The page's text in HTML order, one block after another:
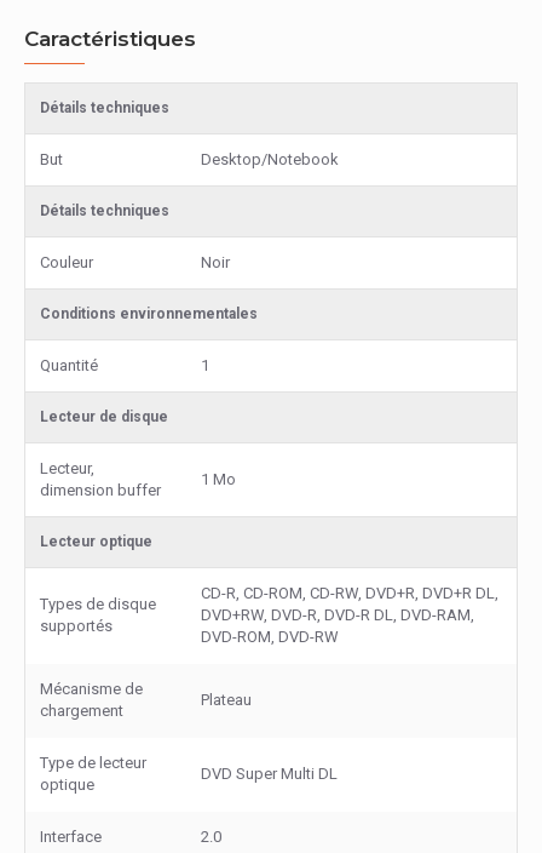
Caractéristiques
Détails techniques
But Desktop/Notebook
Détails techniques
Couleur Noir
Conditions environnementales
Quantité 1
Lecteur de disque
Lecteur,
dimension buffer
1 Mo
Lecteur optique
Types de disque
supportés
CD-R, CD-ROM, CD-RW, DVD+R, DVD+R DL,
DVD+RW, DVD-R, DVD-R DL, DVD-RAM,
DVD-ROM, DVD-RW
Mécanisme de
chargement
Plateau
Type de lecteur
optique
DVD Super Multi DL
Interface 2.0